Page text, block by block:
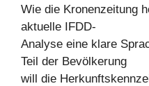
Wie die Kronenzeitung
aktuelle IFDD-
Analyse eine klare
Teil der Bevölkerung
will die